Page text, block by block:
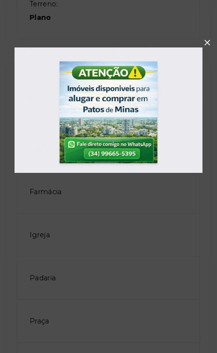
Terreno:
Plano
Proximidades
Farmácia
Igreja
Padaria
Praça